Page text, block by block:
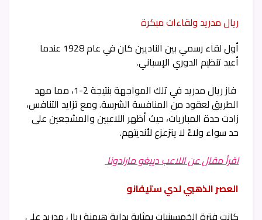
ريال مدريد ولقاءات مبكرة
أول لقاء رسمي بين الناديين كان في عام 1928 عندما
أعيد تنظيم الدوري الإسباني.
فاز ريال مدريد في تلك المواجهة بنتيجة 2-1، مما مهد
الطريق لعقود من المنافسة الشرسة. ومع تزايد التنافس،
زادت حدة المباريات، حيث أظهر اللاعبين والمشجعين على
حد سواء ولاءً لا يتزعزع لأنديتهم.
اقرأ مقال عن اللاعب دييغو مارادونا
العصر الذهبي لدي ستيفانو
كانت فترة الخمسينيات بمثابة بداية هيمنة ريال مدريد على